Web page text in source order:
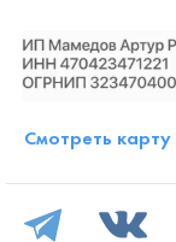
Смотреть карту